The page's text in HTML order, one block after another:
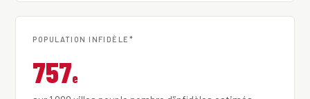
POPULATION INFIDÈLE*
757e